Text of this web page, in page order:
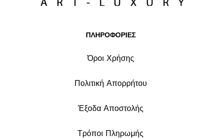
ΠΛΗΡΟΦΟΡΙΕΣ
Όροι Χρήσης
Πολιτική Απορρήτου
Έξοδα Αποστολής
Τρόποι Πληρωμής